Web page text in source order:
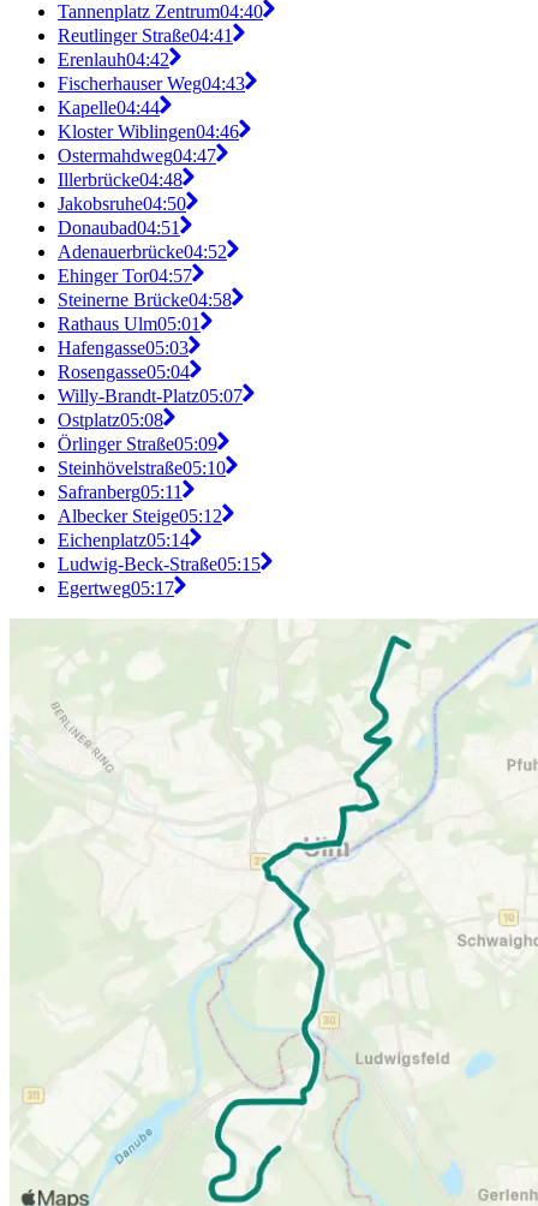
Tannenplatz Zentrum04:40
Reutlinger Straße04:41
Erenlauh04:42
Fischerhauser Weg04:43
Kapelle04:44
Kloster Wiblingen04:46
Ostermahdweg04:47
Illerbrücke04:48
Jakobsruhe04:50
Donaubad04:51
Adenauerbrücke04:52
Ehinger Tor04:57
Steinerne Brücke04:58
Rathaus Ulm05:01
Hafengasse05:03
Rosengasse05:04
Willy-Brandt-Platz05:07
Ostplatz05:08
Örlinger Straße05:09
Steinhövelstraße05:10
Safranberg05:11
Albecker Steige05:12
Eichenplatz05:14
Ludwig-Beck-Straße05:15
Egertweg05:17